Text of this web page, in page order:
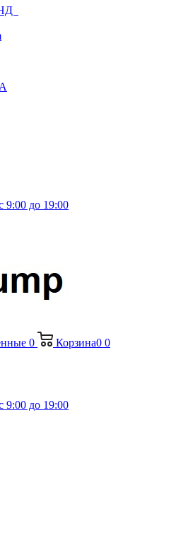
9:00 до 19:00
0 Корзина0 0
9:00 до 19:00